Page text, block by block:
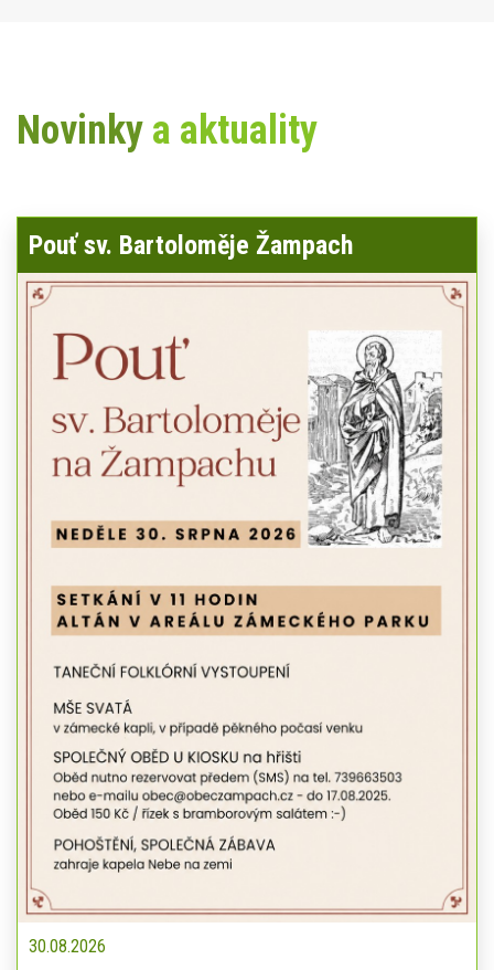
Novinky a aktuality
Pouť sv. Bartoloměje Žampach
30.08.2026